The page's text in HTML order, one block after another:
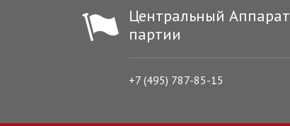
Центральный Аппарат
партии
+7 (495) 787-85-15